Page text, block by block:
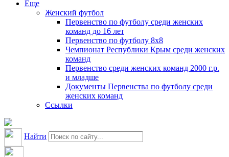
Еще
Женский футбол
Первенство по футболу среди женских
команд до 16 лет
Первенство по футболу 8х8
Чемпионат Республики Крым среди женских
команд
Первенство среди женских команд 2000 г.р.
и младше
Документы Первенства по футболу среди
женских команд
Ссылки
Найти